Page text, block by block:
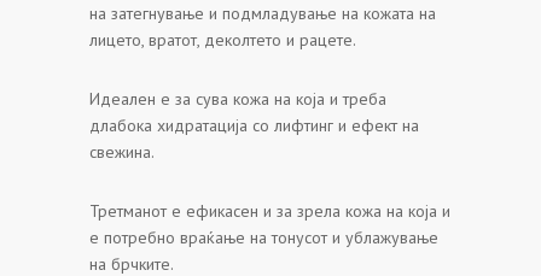
на затегнување и подмладување на кожата на
лицето, вратот, деколтето и рацете.
Идеален е за сува кожа на која и треба
длабока хидратација со лифтинг и ефект на
свежина.
Третманот е ефикасен и за зрела кожа на која и
е потребно враќање на тонусот и ублажување
на брчките.